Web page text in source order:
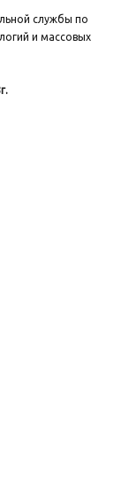
службы по
и массовых